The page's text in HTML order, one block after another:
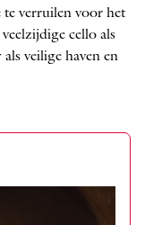
te verruilen voor het
cello als
veilige haven en